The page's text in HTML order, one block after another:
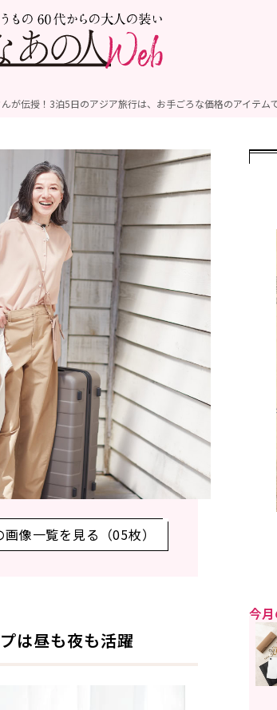
が伝授！3泊5日のアジア旅行は、お手ごろな価格のアイテム
像一覧を見る（05枚）
は昼も夜も活躍
今